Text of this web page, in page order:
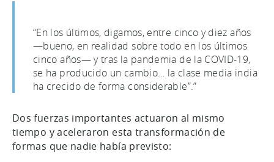
“En los últimos, digamos, entre cinco y diez años
—bueno, en realidad sobre todo en los últimos
cinco años— y tras la pandemia de la COVID-19,
se ha producido un cambio… la clase media india
ha crecido de forma considerable”.”
Dos fuerzas importantes actuaron al mismo
tiempo y aceleraron esta transformación de
formas que nadie había previsto: